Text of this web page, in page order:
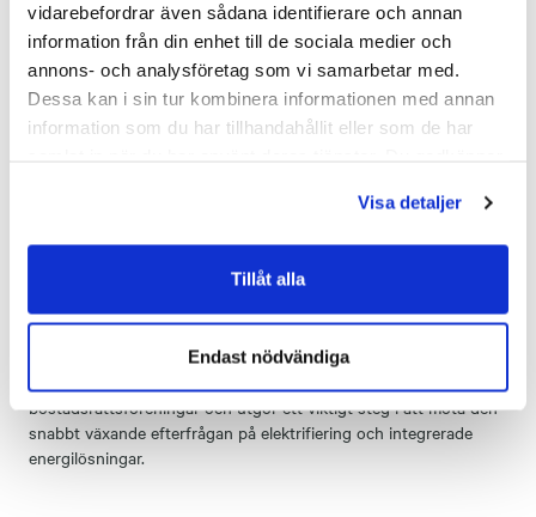
vidarebefordrar även sådana identifierare och annan
information från din enhet till de sociala medier och
annons- och analysföretag som vi samarbetar med.
Dessa kan i sin tur kombinera informationen med annan
information som du har tillhandahållit eller som de har
Visa detaljer
Tillåt alla
Endast nödvändiga
Partnerskapet bygger på en tydlig ansvarsfördelning där
laddstationer, medan Bixia bidrar med konkurrenskraftiga och
hållbara elavtal. Genom att samla kompetens inom både energi
och infrastruktur möjliggör samarbetet en effektiv och
med Assemblin stärker vi vårt erbjudande och kan leverera en
komplett energilösning där både el och laddinfrastruktur ingår,”
sägerStefan Takac, affärsområdeschef, Bixia.
bostadsrättsföreningar och utgör ett viktigt steg i att möta den
snabbt växande efterfrågan på elektrifiering och integrerade
energilösningar.